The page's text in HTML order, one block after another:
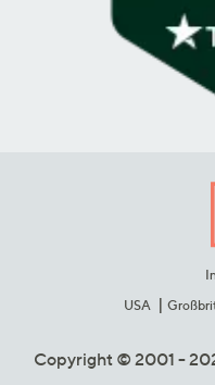
USA
Copyright © 2001 -